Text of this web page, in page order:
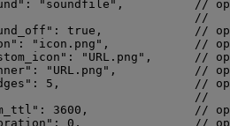
: " soundfile " , //
//
: true , //
: " icon.png " , //
: " URL.png " , //
: " URL.png " , //
: 5 , //
//
: 3600 , //
: 0 , //